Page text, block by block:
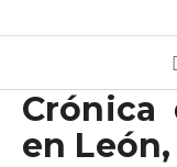
Crónica
en León,